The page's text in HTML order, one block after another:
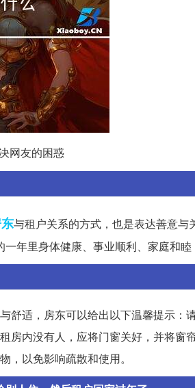
网友的困惑
与租户关系的方式，也是表达善意
年里身体健康、事业顺利、家庭和睦
舒适，房东可以给出以下温馨提示：
房内没有人，应将门窗关好，并将
，以免影响疏散和使用。